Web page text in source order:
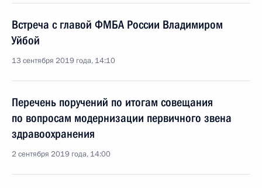
Встреча с главой ФМБА России Владимиром
Уйбой
13 сентября 2019 года, 14:10
Перечень поручений по итогам совещания
по вопросам модернизации первичного звена
здравоохранения
2 сентября 2019 года, 14:00